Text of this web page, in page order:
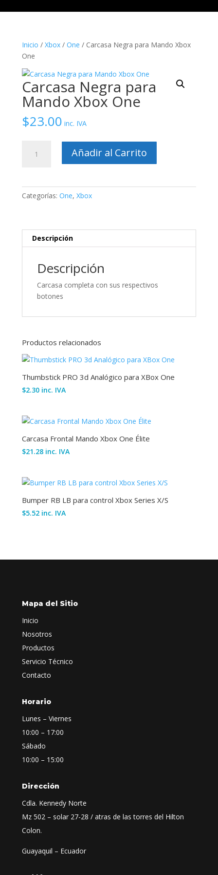
Inicio / Xbox/ One / Carcasa Negra para Mando Xbox
One
Carcasa Negra para
Mando Xbox One
$23.00 inc. IVA
Negra
Añadir al Carrito
Categorías: One, Xbox
Descripción
Descripción
Carcasa completa con sus respectivos
botones
Productos relacionados
Thumbstick PRO 3d Analógico para XBox One
$2.30 inc. IVA
Carcasa Frontal Mando Xbox One Élite
$21.28 inc. IVA
Bumper RB LB para control Xbox Series X/S
$5.52 inc. IVA
Mapa del Sitio
Inicio
Nosotros
Productos
Servicio Técnico
Contacto
Horario
Lunes – Viernes
10:00 – 17:00
Sábado
10:00 – 15:00
Dirección
Cdla. Kennedy Norte
Mz 502 – solar 27-28 / atras de las torres del Hilton
Colon.
Guayaquil – Ecuador